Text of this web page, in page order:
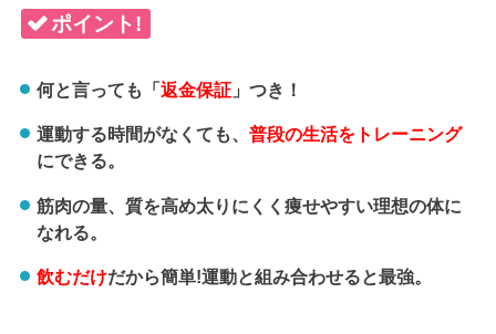
ポイント!
何と言っても「返金保証」つき！
運動する時間がなくても、 普段の生活をトレーニング
にできる。
筋肉の量、質を高め太りにくく痩せやすい理想の体に
なれる。
飲むだけだから簡単!運動と組み合わせると最強。